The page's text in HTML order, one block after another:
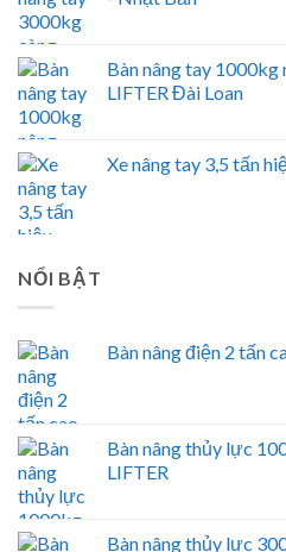
Bàn nâng tay 1000kg
LIFTER Đài Loan
Xe nâng tay 3,5 tấn
NỔI BẬT
Bàn nâng điện 2 tấn
Bàn nâng thủy lực
LIFTER
Bàn nâng thủy lực